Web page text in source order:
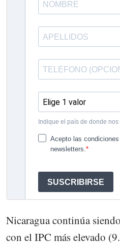
Nicaragua continúa
con el IPC más elevado